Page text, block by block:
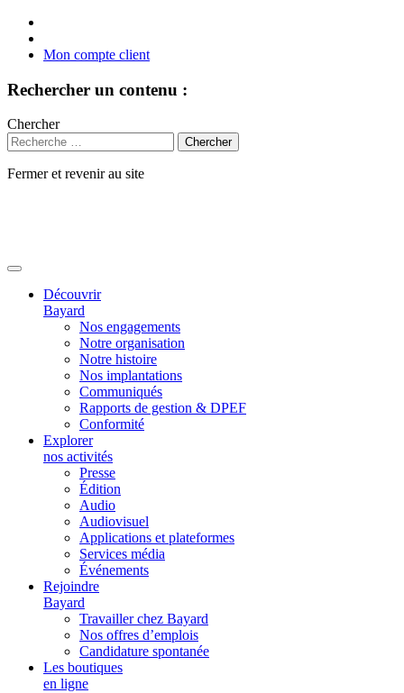
Mon compte client
Rechercher un contenu :
Chercher
Fermer et revenir au site
Découvrir
Bayard
Nos engagements
Notre organisation
Notre histoire
Nos implantations
Communiqués
Rapports de gestion & DPEF
Conformité
Explorer
nos activités
Presse
Édition
Audio
Audiovisuel
Applications et plateformes
Services média
Événements
Rejoindre
Bayard
Travailler chez Bayard
Nos offres d’emplois
Candidature spontanée
Les boutiques
en ligne